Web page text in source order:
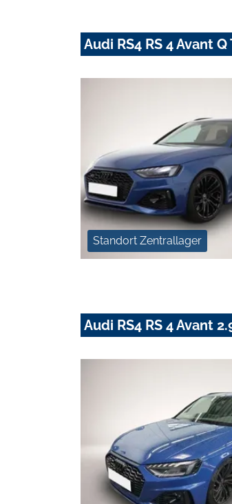
Audi RS4 RS 4 Avant
Standort Zentrallager
Audi RS4 RS 4 Avant